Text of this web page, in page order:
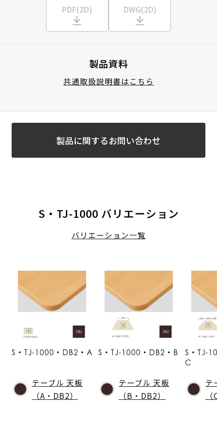
PDF(2D) DWG(2D)
製品資料
共通取扱説明書はこちら
製品に関するお問い合わせ
S・TJ-1000 バリエーション
バリエーション一覧
S・TJ-1000・DB2・A
テーブル 天板
（A・DB2）
S・TJ-1000・DB2・B
テーブル 天板
（B・DB2）
S・TJ-
C
テ